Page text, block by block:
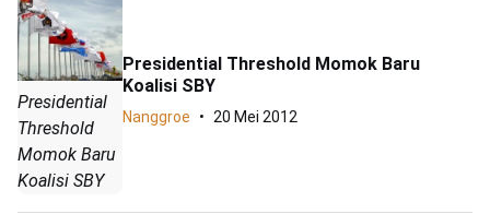
Presidential
Threshold
Momok Baru
Koalisi SBY
Presidential Threshold Momok Baru
Koalisi SBY
Nanggroe 20 Mei 2012